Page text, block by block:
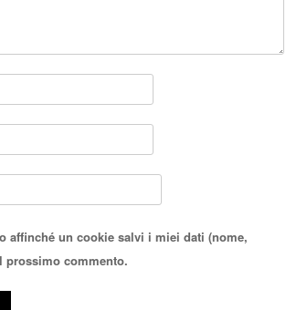
affinché un cookie salvi i miei dati (nome,
prossimo commento.